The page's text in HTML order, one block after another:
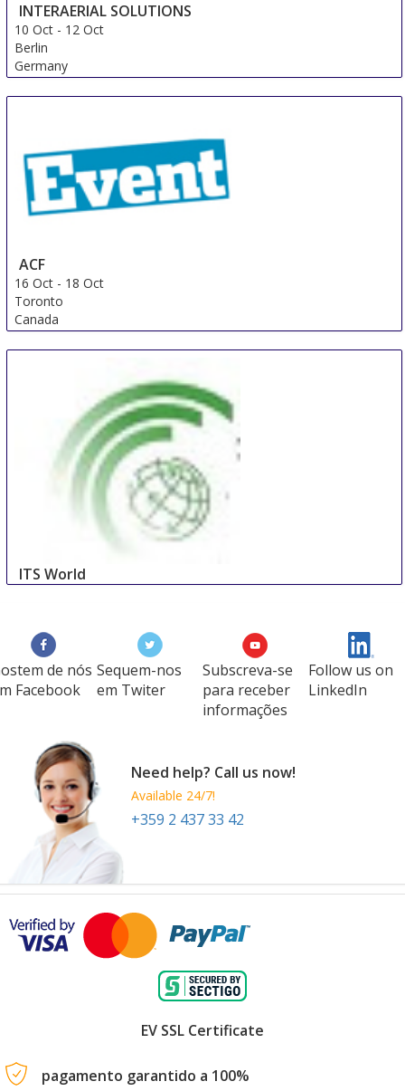
INTERAERIAL SOLUTIONS
10 Oct - 12 Oct
Berlin
Germany
ACF
16 Oct - 18 Oct
Toronto
Canada
ITS World
Singapore
de nós
Facebook
Sequem-nos
em Twiter
Subscreva-se
para receber
informações
Follow us on
LinkedIn
Need help? Call us now!
Available 24/7!
+359 2 437 33 42
EV SSL Certificate
pagamento garantido a 100%